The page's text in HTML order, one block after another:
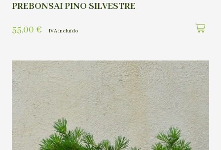
PREBONSAI PINO SILVESTRE
55,00 € IVA incluído